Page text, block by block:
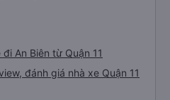
An Biên từ Quận 11
đánh giá nhà xe Quận 11